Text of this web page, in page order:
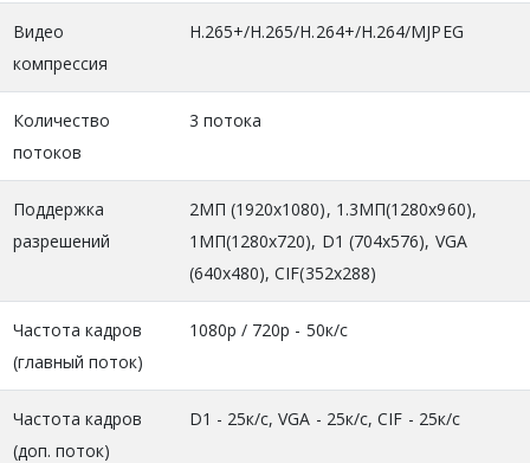
Видео
компрессия
H.265+/H.265/H.264+/H.264/MJPEG
Количество
потоков
3 потока
Поддержка
разрешений
2МП (1920x1080), 1.3MП(1280x960),
1МП(1280x720), D1 (704x576), VGA
(640x480), CIF(352x288)
Частота кадров
(главный поток)
1080р / 720р - 50к/с
Частота кадров
(доп. поток)
D1 - 25к/c, VGA - 25к/с, CIF - 25к/с